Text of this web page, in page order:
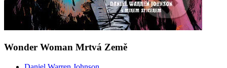
Wonder Woman Mrtvá Země